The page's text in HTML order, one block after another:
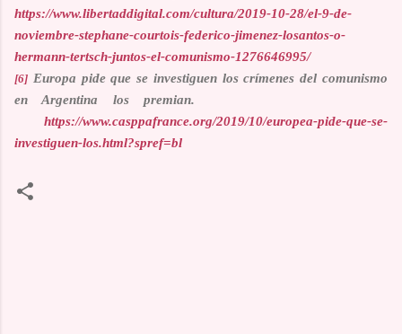
https://www.libertaddigital.com/cultura/2019-10-28/el-9-de-
noviembre-stephane-courtois-federico-jimenez-losantos-o-
hermann-tertsch-juntos-el-comunismo-1276646995/
[6] Europa pide que se investiguen los crímenes del comunismo
en Argentina los premian.
https://www.casppafrance.org/2019/10/europea-pide-que-se-
investiguen-los.html?spref=bl